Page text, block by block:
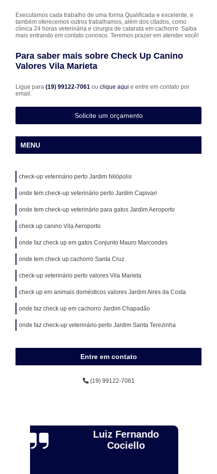
Executamos cada trabalho de uma forma Qualificada e excelente, e
também oferecemos outros trabalhamos, além dos citados, como
clínica 24 horas veterinária e cirurgia de catarata em cachorro. Saiba
mais entrando em contato conosco. Teremos prazer em atender você!
Para saber mais sobre Check Up Canino
Valores Vila Marieta
Ligue para(19) 99122-7061ouclique aqui e entre em contato por
email.
Solicite um orçamento
MENU
check-up veterinário perto Jardim Nilópolis
onde tem check-up veterinário perto Jardim Capivari
onde tem check-up veterinário para gatos Jardim Aeroporto
check up canino Vila Aeroporto
onde faz check up em gatos Conjunto Mauro Marcondes
onde tem check up cachorro Santa Cruz
check-up veterinário perto valores Vila Marieta
check up em animais domésticos valores Jardim Aires da Costa
onde faz check up em cachorro Jardim Chapadão
onde faz check-up veterinário perto Jardim Santa Terezinha
Entre em contato
(19) 99122-7061
Alexandre Toebe
Gadelha